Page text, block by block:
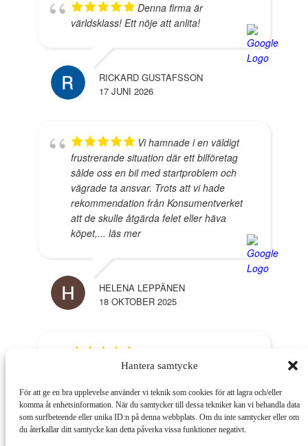
Hantera samtycke
För att ge en bra upplevelse använder vi teknik som cookies för att lagra och/eller
komma åt enhetsinformation. När du samtycker till dessa tekniker kan vi behandla data
som surfbeteende eller unika ID:n på denna webbplats. Om du inte samtycker eller om
du återkallar ditt samtycke kan detta påverka vissa funktioner negativt.
Denna firma är
världsklass! Ett nöje att anlita!
RICKARD GUSTAFSSON
17 JUNI 2026
Vi hamnade i en väldigt
frustrerande situation där ett bilföretag
sålde oss en bil med startproblem och
vägrade ta ansvar. Trots att vi hade
rekommendation från Konsumentverket
att de skulle åtgärda felet eller häva
köpet,... läs mer
HELENA LEPPÄNEN
18 OKTOBER 2025
professionell, kunnig och hjälpsam. Han
och gav hela tiden återkoppling och
tydligt information, samt uppdateringar.
Utan Marcus så hade det aldrig gått och